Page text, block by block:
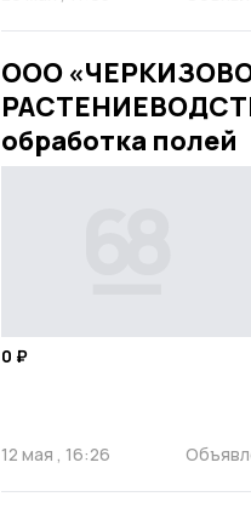
ООО
обработка полей
0 ₽
12 мая , 16:26